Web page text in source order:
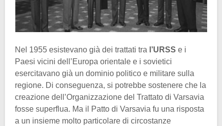
Nel 1955 esistevano già dei trattati tra l’URSS e i
Paesi vicini dell’Europa orientale e i sovietici
esercitavano già un dominio politico e militare sulla
regione. Di conseguenza, si potrebbe sostenere che la
creazione dell’Organizzazione del Trattato di Varsavia
fosse superflua. Ma il Patto di Varsavia fu una risposta
a un insieme molto particolare di circostanze